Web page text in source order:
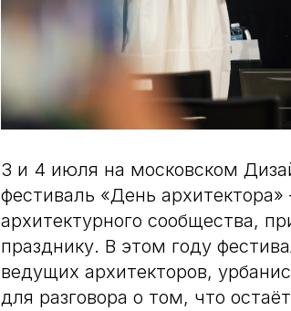
3 и 4 июля на московском
фестиваль «День
архитектурного сообщества,
празднику. В этом году
ведущих архитекторов,
для разговора о том, что